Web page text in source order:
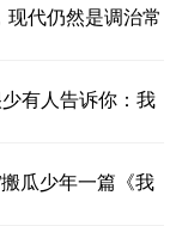
代仍然是调治常
有人告诉你：我
瓜少年一篇《我